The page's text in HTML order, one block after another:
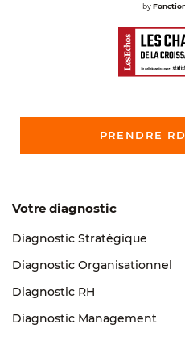
by
PRENDRE
Votre diagnostic
Diagnostic Stratégique
Diagnostic Organisationnel
Diagnostic RH
Diagnostic Management